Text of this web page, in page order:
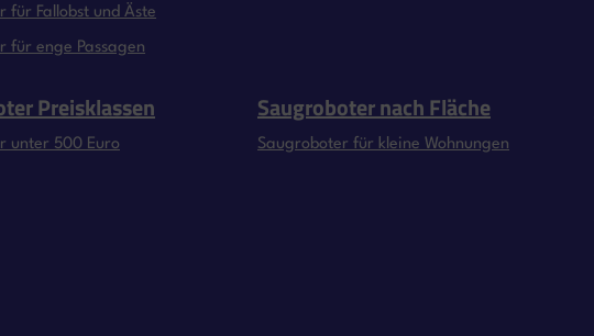
für Fallobst und Äste
für enge Passagen
Preisklassen
unter 500 Euro
Saugroboter nach Fläche
Saugroboter für kleine Wohnungen